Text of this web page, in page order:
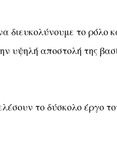
διευκολύνουμε το ρόλο
υψηλή αποστολή της
το δύσκολο έργο